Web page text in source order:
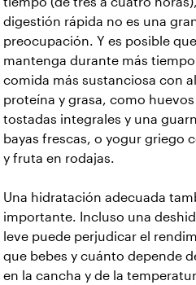
digestión rápida no es una
preocupación. Y es posible
mantenga durante más
comida más sustanciosa con
proteína y grasa, como
tostadas integrales y una
bayas frescas, o yogur griego
y fruta en rodajas.
Una hidratación adecuada
importante. Incluso una
leve puede perjudicar el
que bebes y cuánto depende
en la cancha y de la